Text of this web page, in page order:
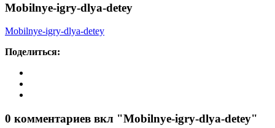
Mobilnye-igry-dlya-detey
Mobilnye-igry-dlya-detey
Поделиться:
0 комментариев вкл "Mobilnye-igry-dlya-detey"